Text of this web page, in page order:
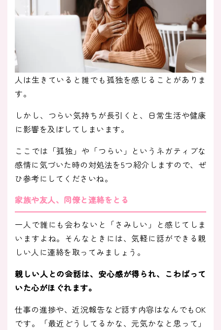
人は生きていると誰でも孤独を感じることがありま
す。
しかし、つらい気持ちが長引くと、日常生活や健康
に影響を及ぼしてしまいます。
ここでは「孤独」や「つらい」というネガティブな
感情に気づいた時の対処法を5つ紹介しますので、ぜ
ひ参考にしてくださいね。
家族や友人、同僚と連絡をとる
一人で誰にも会わないと「さみしい」と感じてしま
いますよね。そんなときには、気軽に話ができる親
しい人に連絡を取ってみましょう。
親しい人との会話は、安心感が得られ、こわばって
いた心がほぐれます。
仕事の進捗や、近況報告など話す内容はなんでもOK
です。「最近どうしてるかな、元気かなと思って」